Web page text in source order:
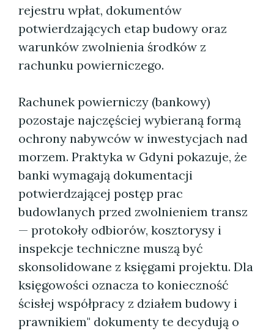
rejestru wpłat, dokumentów
potwierdzających etap budowy oraz
warunków zwolnienia środków z
rachunku powierniczego.
Rachunek powierniczy (bankowy)
pozostaje najczęściej wybieraną formą
ochrony nabywców w inwestycjach nad
morzem. Praktyka w Gdyni pokazuje, że
banki wymagają dokumentacji
potwierdzającej postęp prac
budowlanych przed zwolnieniem transz
— protokoły odbiorów, kosztorysy i
inspekcje techniczne muszą być
skonsolidowane z księgami projektu. Dla
księgowości oznacza to konieczność
ścisłej współpracy z działem budowy i
prawnikiem" dokumenty te decydują o